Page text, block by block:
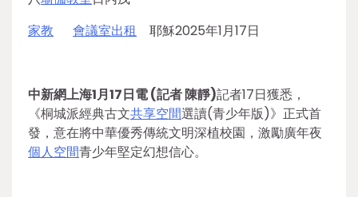
家教
會議室出租 耶穌2025年1月17日
中新網上海1月17日電 (記者 陳靜)記者17日獲悉，
《桐城派經典古文共享空間選讀(青少年版)》正式首
發，意在將中華優秀傳統文明深植校園，激勵廣年夜
個人空間青少年堅定幻想信心。